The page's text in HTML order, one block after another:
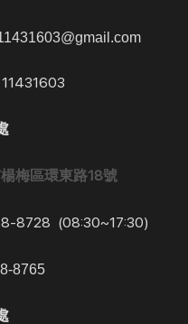
梅區環東路18號
8728 (08:30~17:30)
8765